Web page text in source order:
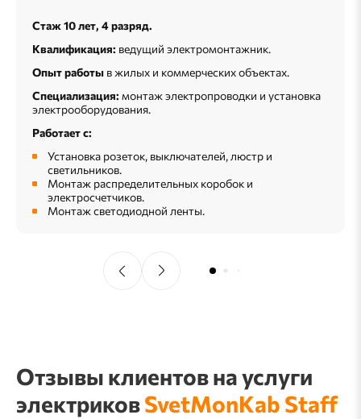
Стаж 10 лет, 4 разряд.
Квалификация: ведущий электромонтажник.
Опыт работы в жилых и коммерческих объектах.
Специализация: монтаж электропроводки и установка
электрооборудования.
Работает с:
Установка розеток, выключателей, люстр и
светильников.
Монтаж распределительных коробок и
электросчетчиков.
Монтаж светодиодной ленты.
Отзывы клиентов на услуги
электриковSvetMonKab Staff